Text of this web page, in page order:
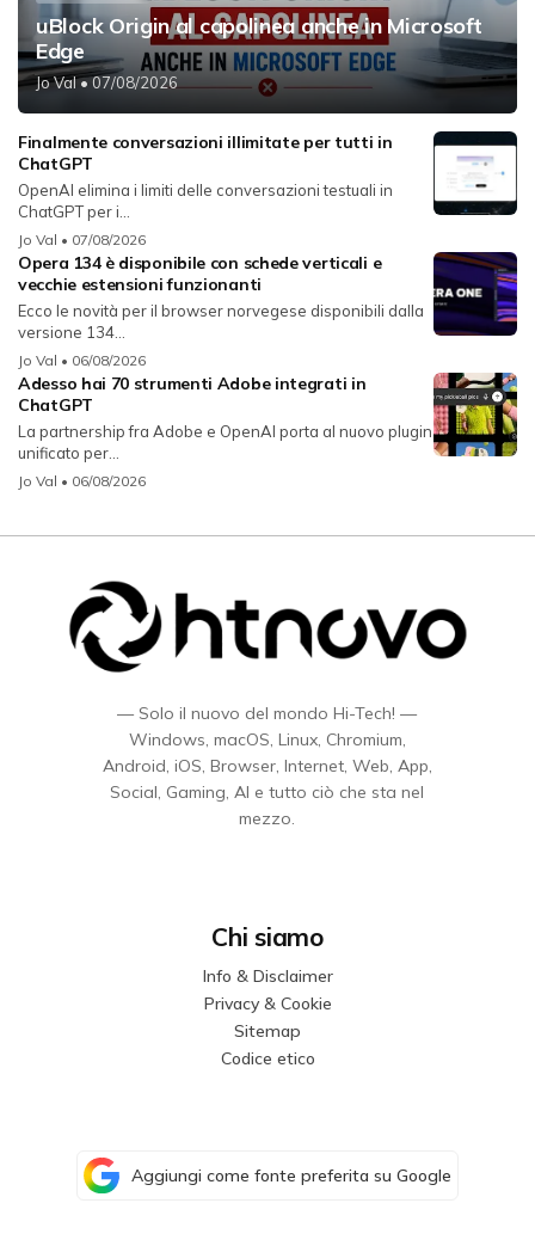
uBlock Origin al capolinea anche in Microsoft
Edge
Jo Val• 07/08/2026
Finalmente conversazioni illimitate per tutti in
ChatGPT
OpenAI elimina i limiti delle conversazioni testuali in
ChatGPT per i...
Jo Val • 07/08/2026
Opera 134 è disponibile con schede verticali e
vecchie estensioni funzionanti
Ecco le novità per il browser norvegese disponibili dalla
versione 134...
Jo Val • 06/08/2026
Adesso hai 70 strumenti Adobe integrati in
ChatGPT
La partnership fra Adobe e OpenAI porta al nuovo plugin
unificato per...
Jo Val • 06/08/2026
— Solo il nuovo del mondo Hi-Tech! —
Windows, macOS, Linux, Chromium,
Android, iOS, Browser, Internet, Web, App,
Social, Gaming, AI e tutto ciò che sta nel
mezzo.
Chi siamo
Info & Disclaimer
Privacy & Cookie
Sitemap
Codice etico
Aggiungi come fonte preferita su Google